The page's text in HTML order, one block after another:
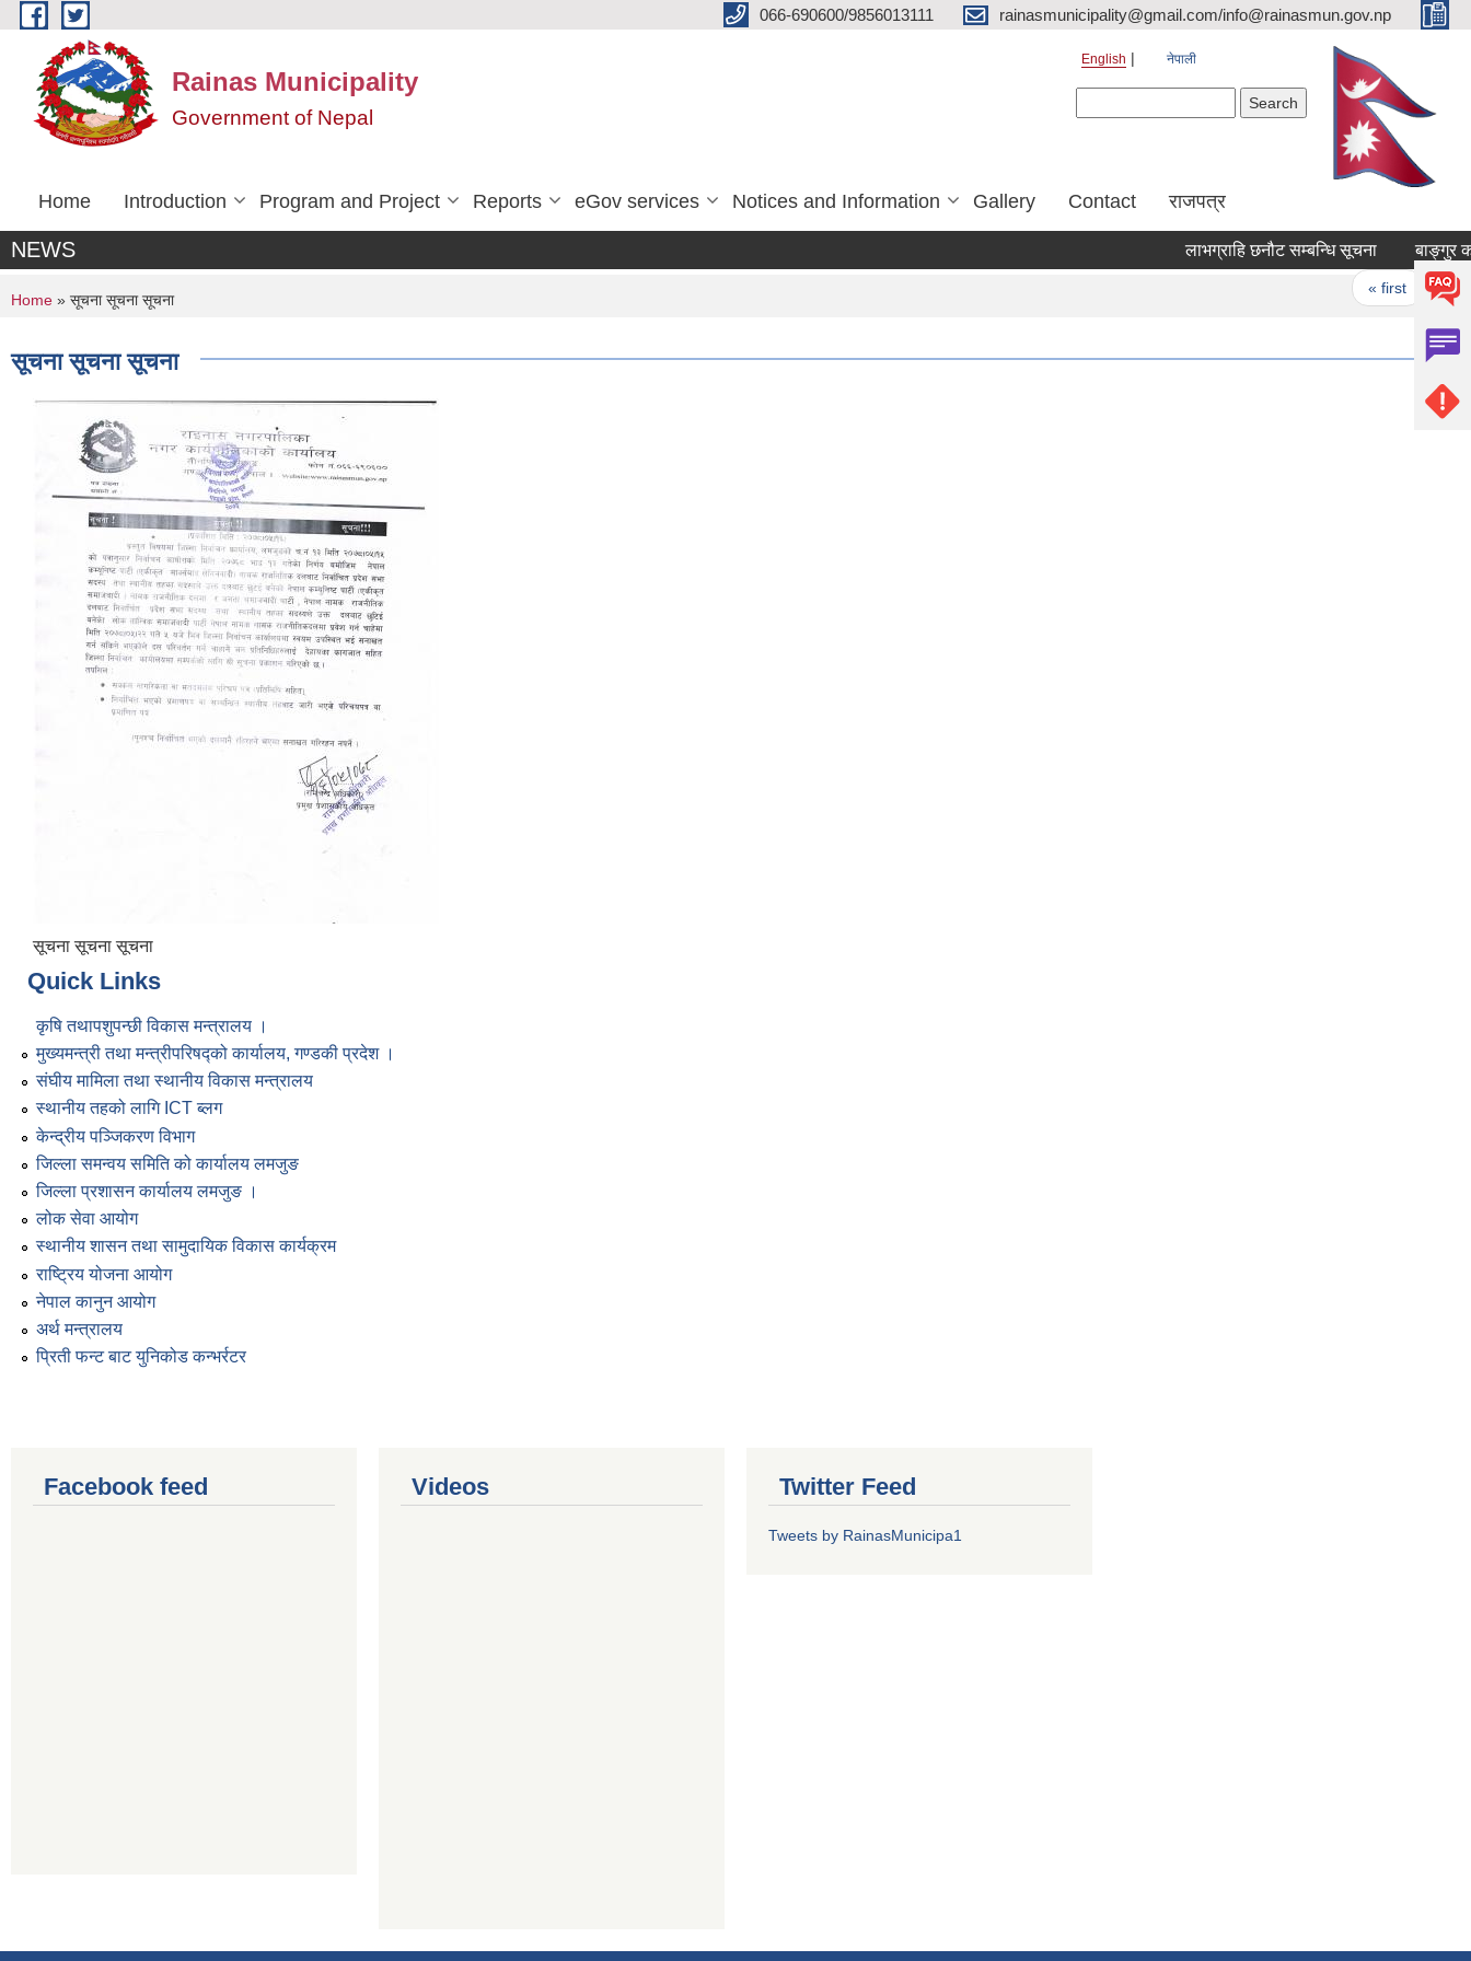
Skip to main content 066-690600/9856013111 rainasmunicipality@gmail.com/info@rainasmun.gov.np
Rainas Municipality
Government of Nepal
English नेपाली
Home Introduction Program and Project Reports eGov services Notices and Information Gallery Contact राजपत्र
NEWS लाभग्राहि छनौट सम्बन्धि सूचना बाङ्गुर
« first ‹
You are here
Home » सूचना सूचना सूचना
सूचना सूचना सूचना
सूचना सूचना सूचना
Quick Links
कृषि तथापशुपन्छी विकास मन्त्रालय ।
मुख्यमन्त्री तथा मन्त्रीपरिषद्को कार्यालय, गण्डकी प्रदेश ।
संघीय मामिला तथा स्थानीय विकास मन्त्रालय
स्थानीय तहको लागि ICT ब्लग
केन्द्रीय पञ्जिकरण विभाग
जिल्ला समन्वय समिति को कार्यालय लमजुङ
जिल्ला प्रशासन कार्यालय लमजुङ ।
लोक सेवा आयोग
स्थानीय शासन तथा सामुदायिक विकास कार्यक्रम
राष्ट्रिय योजना आयोग
नेपाल कानुन आयोग
अर्थ मन्त्रालय
प्रिती फन्ट बाट युनिकोड कन्भर्रटर
Facebook feed Videos Twitter Feed
Tweets by RainasMunicipa1